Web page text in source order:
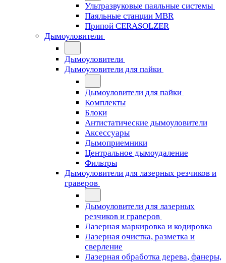
Ультразвуковые паяльные системы
Паяльные станции MBR
Припой CERASOLZER
Дымоуловители
Дымоуловители
Дымоуловители для пайки
Дымоуловители для пайки
Комплекты
Блоки
Антистатические дымоуловители
Аксессуары
Дымоприемники
Центральное дымоудаление
Фильтры
Дымоуловители для лазерных резчиков и
граверов
Дымоуловители для лазерных
резчиков и граверов
Лазерная маркировка и кодировка
Лазерная очистка, разметка и
сверление
Лазерная обработка дерева, фанеры,